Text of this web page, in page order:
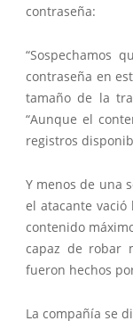
contraseña:
“Sospechamos
contraseña en
tamaño de la
“Aunque el
registros
Y menos de una
el atacante vació
contenido
capaz de robar
fueron hechos
La compañía se